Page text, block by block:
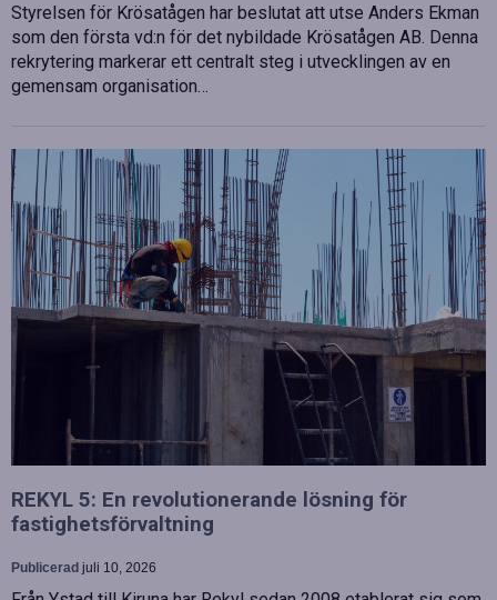
Styrelsen för Krösatågen har beslutat att utse Anders Ekman
som den första vd:n för det nybildade Krösatågen AB. Denna
rekrytering markerar ett centralt steg i utvecklingen av en
gemensam organisation…
REKYL 5: En revolutionerande lösning för
fastighetsförvaltning
Publicerad juli 10, 2026